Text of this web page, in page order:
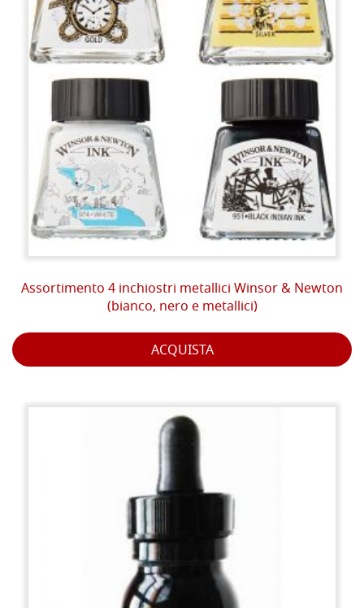
Assortimento 4 inchiostri metallici Winsor & Newton
(bianco, nero e metallici)
ACQUISTA